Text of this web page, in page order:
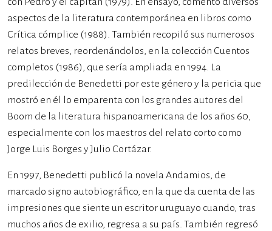
aspectos de la literatura contemporánea en libros como
Crítica cómplice (1988). También recopiló sus numerosos
relatos breves, reordenándolos, en la colección Cuentos
completos (1986), que sería ampliada en 1994. La
predilección de Benedetti por este género y la pericia que
mostró en él lo emparenta con los grandes autores del
Boom de la literatura hispanoamericana de los años 60,
especialmente con los maestros del relato corto como
Jorge Luis Borges y Julio Cortázar.
En 1997, Benedetti publicó la novela Andamios, de
marcado signo autobiográfico, en la que da cuenta de las
impresiones que siente un escritor uruguayo cuando, tras
muchos años de exilio, regresa a su país. También regresó